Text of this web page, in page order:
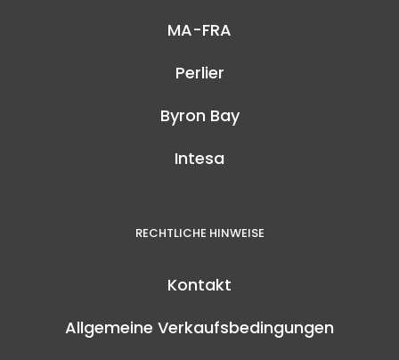
MA-FRA
Perlier
Byron Bay
Intesa
RECHTLICHE HINWEISE
Kontakt
Allgemeine Verkaufsbedingungen